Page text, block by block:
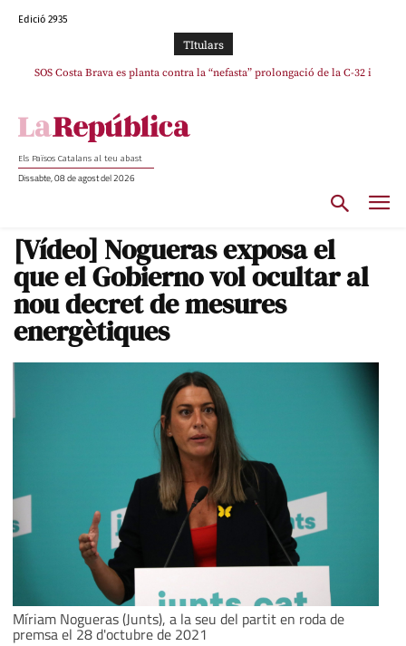
Edició 2935
TItulars
SOS Costa Brava es planta contra la “nefasta” prolongació de la C-32 i
La memòria viva de Josep Sunyol uneix l’esport i la cultura en un emotiu
Els Països Catalans al teu abast
Dissabte, 08 de agost del 2026
[Vídeo] Nogueras exposa el
que el Gobierno vol ocultar al
nou decret de mesures
energètiques
Míriam Nogueras (Junts), a la seu del partit en roda de
premsa el 28 d'octubre de 2021